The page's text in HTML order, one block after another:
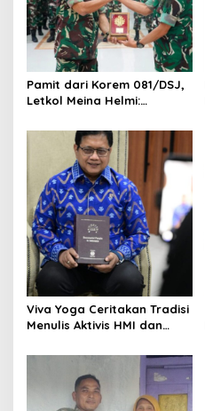
a
t
o
n
Pamit dari Korem 081/DSJ,
Letkol Meina Helmi:
Kunci Keberhasilan Tugas
Viva Yoga Ceritakan Tradisi
Menulis Aktivis HMI dan